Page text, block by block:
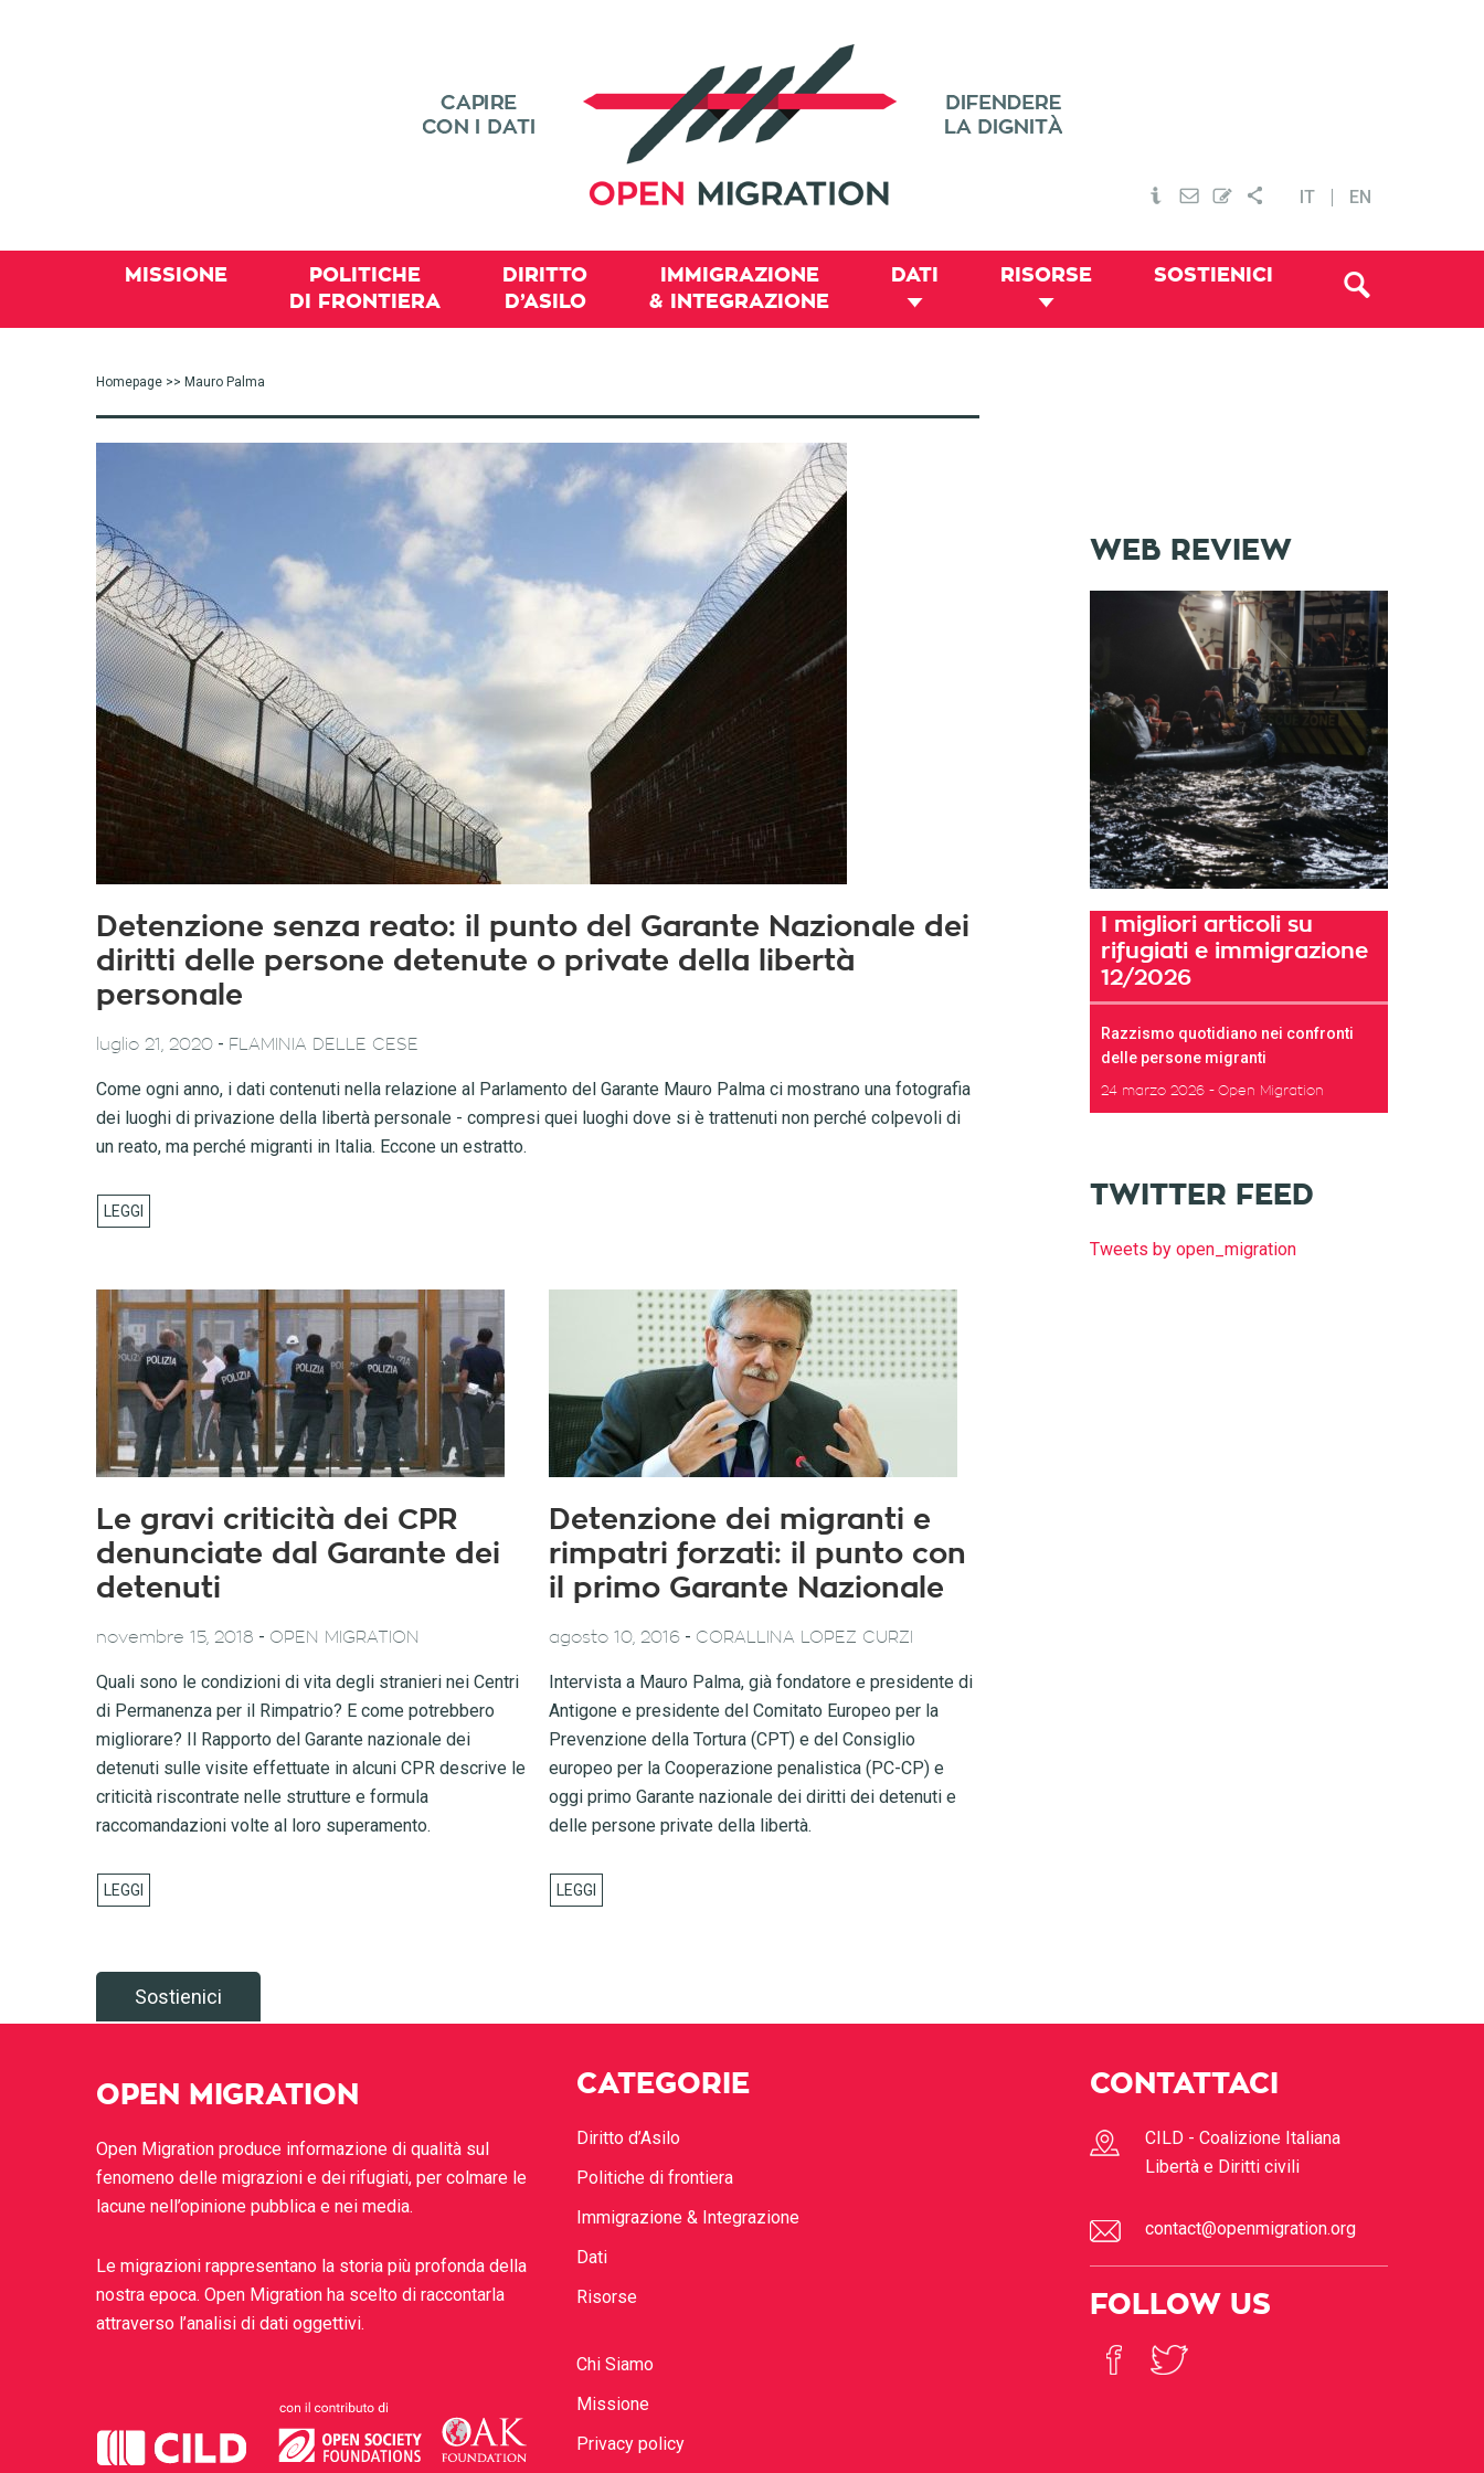
IT EN
MISSIONE
POLITICHE
DI FRONTIERA
DIRITTO
D’ASILO
IMMIGRAZIONE
& INTEGRAZIONE
DATI RISORSE SOSTIENICI
Homepage >> Mauro Palma
Detenzione senza reato: il punto del Garante Nazionale dei
diritti delle persone detenute o private della libertà
personale
luglio 21, 2020 - FLAMINIA DELLE CESE
Come ogni anno, i dati contenuti nella relazione al Parlamento del Garante Mauro Palma ci mostrano una fotografia
dei luoghi di privazione della libertà personale - compresi quei luoghi dove si è trattenuti non perché colpevoli di
un reato, ma perché migranti in Italia. Eccone un estratto.
Le gravi criticità dei CPR
denunciate dal Garante dei
detenuti
novembre 15, 2018 - OPEN MIGRATION
Quali sono le condizioni di vita degli stranieri nei Centri
di Permanenza per il Rimpatrio? E come potrebbero
migliorare? Il Rapporto del Garante nazionale dei
detenuti sulle visite effettuate in alcuni CPR descrive le
criticità riscontrate nelle strutture e formula
raccomandazioni volte al loro superamento.
Detenzione dei migranti e
rimpatri forzati: il punto con
il primo Garante Nazionale
agosto 10, 2016 - CORALLINA LOPEZ CURZI
Intervista a Mauro Palma, già fondatore e presidente di
Antigone e presidente del Comitato Europeo per la
Prevenzione della Tortura (CPT) e del Consiglio
europeo per la Cooperazione penalistica (PC-CP) e
oggi primo Garante nazionale dei diritti dei detenuti e
delle persone private della libertà.
WEB REVIEW
I migliori articoli su
rifugiati e immigrazione
12/2026
Razzismo quotidiano nei confronti
delle persone migranti
24 marzo 2026 Open Migration
TWITTER FEED
Tweets by open_migration
Sostienici
OPEN MIGRATION
Open Migration produce informazione di qualità sul
fenomeno delle migrazioni e dei rifugiati, per colmare le
lacune nell’opinione pubblica e nei media.
Le migrazioni rappresentano la storia più profonda della
nostra epoca. Open Migration ha scelto di raccontarla
attraverso l’analisi di dati oggettivi.
CATEGORIE
Diritto d’Asilo
Politiche di frontiera
Immigrazione & Integrazione
Dati
Risorse
Chi Siamo
Missione
Privacy policy
CONTATTACI
CILD - Coalizione Italiana
Libertà e Diritti civili
contact@openmigration.org
FOLLOW US